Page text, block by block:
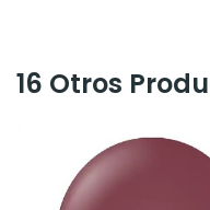
16 Otros